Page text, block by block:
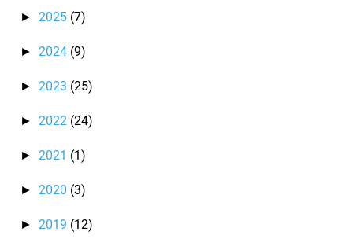
► 2025 (7)
► 2024 (9)
► 2023 (25)
► 2022 (24)
► 2021 (1)
► 2020 (3)
► 2019 (12)